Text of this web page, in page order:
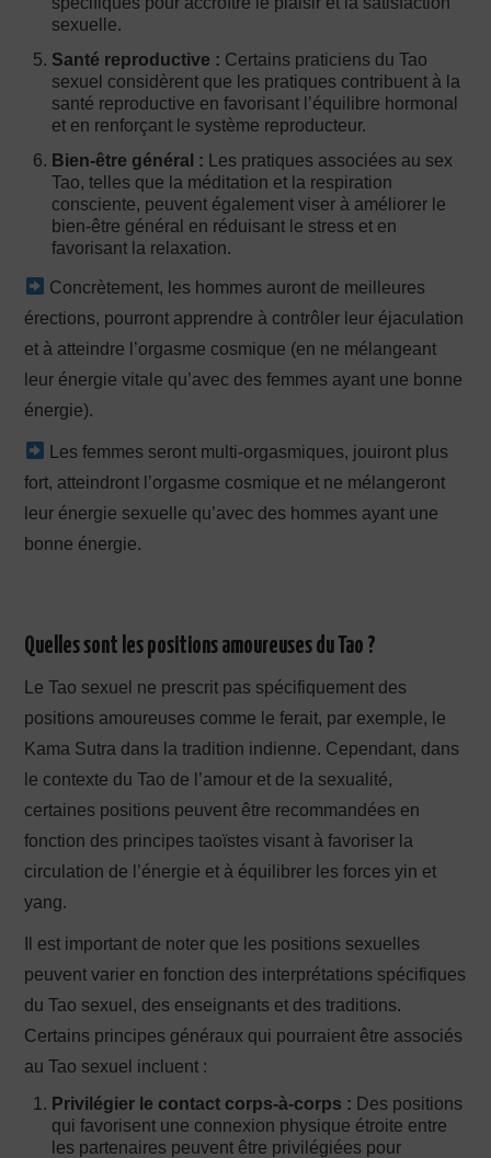
sexuelle.
Santé reproductive : Certains praticiens du Tao
sexuel considèrent que les pratiques contribuent à la
santé reproductive en favorisant l’équilibre hormonal
et en renforçant le système reproducteur.
Bien-être général : Les pratiques associées au sex
Tao, telles que la méditation et la respiration
consciente, peuvent également viser à améliorer le
bien-être général en réduisant le stress et en
favorisant la relaxation.
Concrètement, les hommes auront de meilleures
érections, pourront apprendre à contrôler leur éjaculation
et à atteindre l’orgasme cosmique (en ne mélangeant
leur énergie vitale qu’avec des femmes ayant une bonne
énergie).
Les femmes seront multi-orgasmiques, jouiront plus
fort, atteindront l’orgasme cosmique et ne mélangeront
leur énergie sexuelle qu’avec des hommes ayant une
bonne énergie.
Quelles sont les positions amoureuses du Tao ?
Le Tao sexuel ne prescrit pas spécifiquement des
positions amoureuses comme le ferait, par exemple, le
Kama Sutra dans la tradition indienne. Cependant, dans
le contexte du Tao de l’amour et de la sexualité,
certaines positions peuvent être recommandées en
fonction des principes taoïstes visant à favoriser la
circulation de l’énergie et à équilibrer les forces yin et
yang.
Il est important de noter que les positions sexuelles
peuvent varier en fonction des interprétations spécifiques
du Tao sexuel, des enseignants et des traditions.
Certains principes généraux qui pourraient être associés
au Tao sexuel incluent :
Privilégier le contact corps-à-corps : Des positions
qui favorisent une connexion physique étroite entre
les partenaires peuvent être privilégiées pour